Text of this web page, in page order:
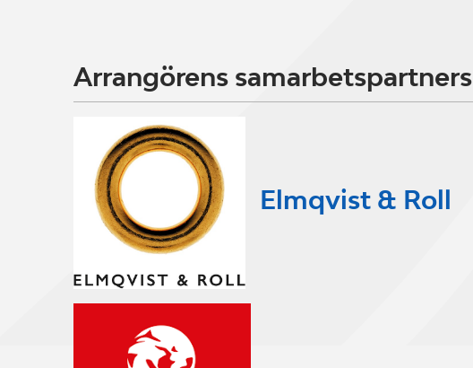
Arrangörens samarbetspartners
Elmqvist & Roll